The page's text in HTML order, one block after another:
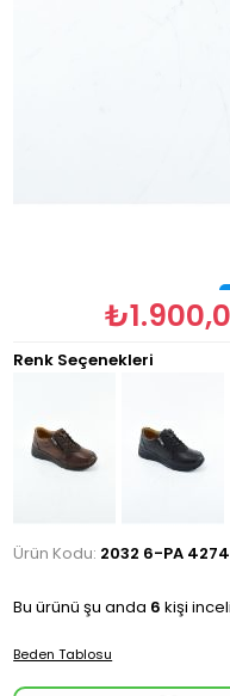
Renk Seçenekleri
Ürün Kodu: 2032 6-PA
Bu ürünü şu anda 6 kişi
Beden Tablosu